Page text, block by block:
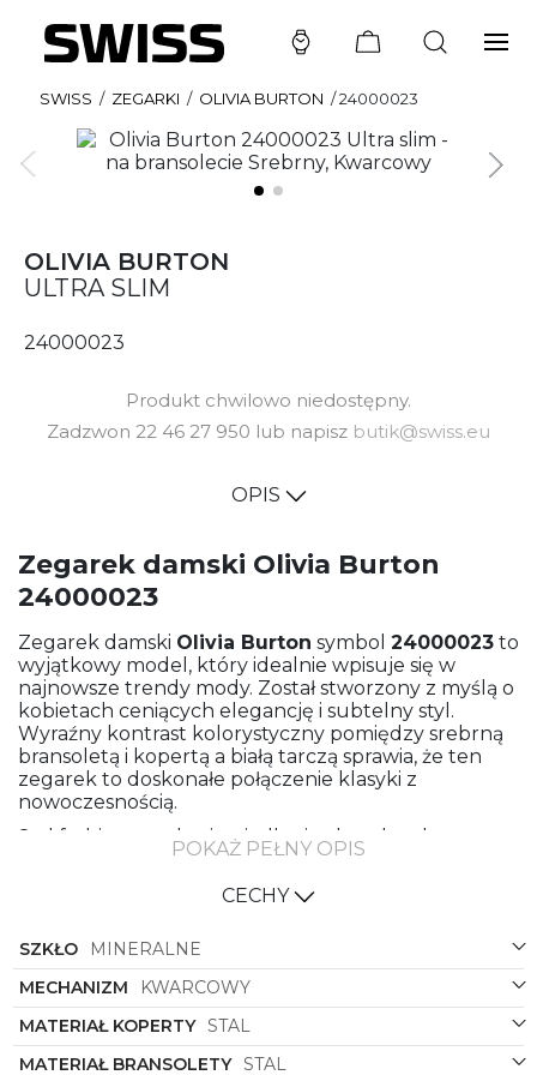
SWISS / ZEGARKI / OLIVIA BURTON /24000023
OLIVIA BURTON
ULTRA SLIM
24000023
Produkt chwilowo niedostępny.
Zadzwon 22 46 27 950 lub napisz butik@swiss.eu
OPIS
Zegarek damski Olivia Burton
24000023
Zegarek damski Olivia Burton symbol 24000023 to
wyjątkowy model, który idealnie wpisuje się w
najnowsze trendy mody. Został stworzony z myślą o
kobietach ceniących elegancję i subtelny styl.
Wyraźny kontrast kolorystyczny pomiędzy srebrną
bransoletą i kopertą a białą tarczą sprawia, że ten
zegarek to doskonałe połączenie klasyki z
nowoczesnością.
Styl fashion to odzwierciedlenie aktualnych
trendów w modzie, które zyskały uznanie w świecie
fashionistek. Zegarek z kolekcji Ultra Slim zachwyca
swoją delikatnością i minimalizmem, co sprawia, że
wieczorowymi stylizacjami, jak i codziennymi
casualowymi outfitami.
Bransoleta ze stali to gwarancja trwałości i elegancji
- materiał ten doskonale komponuje się ze
srebrnym kolorem, który dodaje zegarkowi
POKAŻ PEŁNY OPIS
CECHY
SZKŁO
MINERALNE
MECHANIZM
KWARCOWY
MATERIAŁ KOPERTY STAL
MATERIAŁ BRANSOLETY STAL